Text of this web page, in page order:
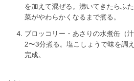
を加えて混ぜる。沸いてきたらふ
菜がやわらかくなるまで煮る。
ブロッコリー・あさりの水煮缶（
2〜3分煮る。塩こしょうで味を調
完成。